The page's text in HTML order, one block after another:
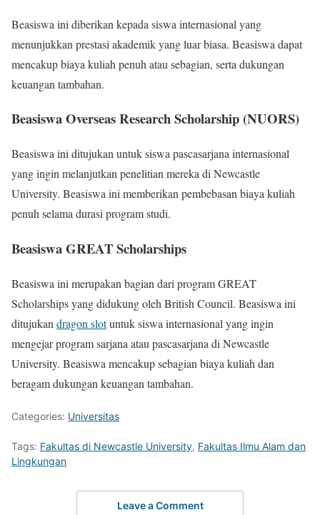
Beasiswa ini diberikan kepada siswa internasional yang
menunjukkan prestasi akademik yang luar biasa. Beasiswa dapat
mencakup biaya kuliah penuh atau sebagian, serta dukungan
keuangan tambahan.
Beasiswa Overseas Research Scholarship (NUORS)
Beasiswa ini ditujukan untuk siswa pascasarjana internasional
yang ingin melanjutkan penelitian mereka di Newcastle
University. Beasiswa ini memberikan pembebasan biaya kuliah
penuh selama durasi program studi.
Beasiswa GREAT Scholarships
Beasiswa ini merupakan bagian dari program GREAT
Scholarships yang didukung oleh British Council. Beasiswa ini
ditujukan dragon slotuntuk siswa internasional yang ingin
mengejar program sarjana atau pascasarjana di Newcastle
University. Beasiswa mencakup sebagian biaya kuliah dan
beragam dukungan keuangan tambahan.
Categories: Universitas
Tags: Fakultas di Newcastle University, Fakultas Ilmu Alam dan
Lingkungan
Leave a Comment